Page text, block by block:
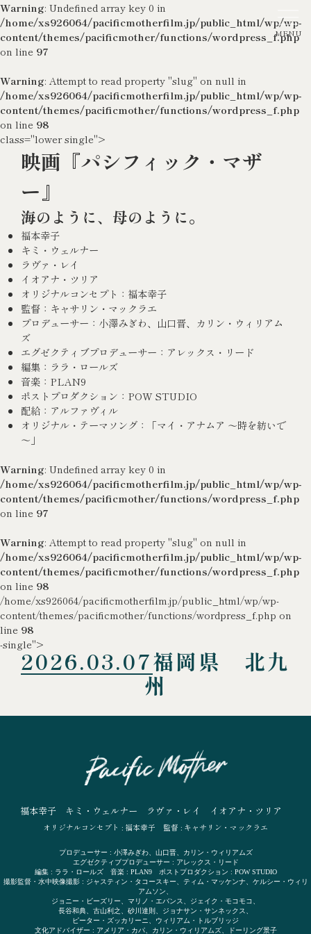
Warning: Undefined array key 0 in
/home/xs926064/pacificmotherfilm.jp/public_html/wp/wp-
content/themes/pacificmother/functions/wordpress_f.php
on line 97
Warning: Attempt to read property "slug" on null in
/home/xs926064/pacificmotherfilm.jp/public_html/wp/wp-
content/themes/pacificmother/functions/wordpress_f.php
on line 98
class="lower single">
映画『パシフィック・マザ
ー』
海のように、母のように。
福本幸子
キミ・ウェルナー
ラヴァ・レイ
イオアナ・ツリア
オリジナルコンセプト：福本幸子
監督：キャサリン・マックラエ
プロデューサー：小澤みぎわ、山口晋、カリン・ウィリアム
ズ
エグゼクティブプロデューサー：アレックス・リード
編集：ララ・ロールズ
音楽：PLAN9
ポストプロダクション：POW STUDIO
配給：アルファヴィル
オリジナル・テーマソング：「マイ・アナムア ～時を紡いで
～」
Warning: Undefined array key 0 in
/home/xs926064/pacificmotherfilm.jp/public_html/wp/wp-
content/themes/pacificmother/functions/wordpress_f.php
on line 97
Warning: Attempt to read property "slug" on null in
/home/xs926064/pacificmotherfilm.jp/public_html/wp/wp-
content/themes/pacificmother/functions/wordpress_f.php
on line 98
/home/xs926064/pacificmotherfilm.jp/public_html/wp/wp-
content/themes/pacificmother/functions/wordpress_f.php on
line 98
-single">
2026.03.07福岡県 北九
州
福本幸子 キミ・ウェルナー ラヴァ・レイ イオアナ・ツリア
オリジナルコンセプト : 福本幸子 監督 : キャサリン・マックラエ
プロデューサー : 小澤みぎわ、山口晋、カリン・ウィリアムズ
エグゼクティブプロデューサー : アレックス・リード
編集 : ララ・ロールズ 音楽 : PLAN9 ポストプロダクション : POW STUDIO
撮影監督・水中映像撮影 : ジャスティン・タコースキー、ティム・マッケンナ、ケルシー・ウィリ
アムソン、
ジョニー・ビーズリー、マリノ・エバンス、ジェイク・モコモコ、
長谷和典、古山利之、砂川達則、ジョナサン・サンネックス、
ピーター・ズッカリーニ、ウィリアム・トルブリッジ
文化アドバイザー : アメリア・カパ、カリン・ウィリアムズ、ドーリング景子